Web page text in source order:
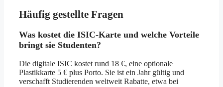
Häufig gestellte Fragen
Was kostet die ISIC-Karte und welche Vorteile
bringt sie Studenten?
Die digitale ISIC kostet rund 18 €, eine optionale
Plastikkarte 5 € plus Porto. Sie ist ein Jahr gültig und
verschafft Studierenden weltweit Rabatte, etwa bei